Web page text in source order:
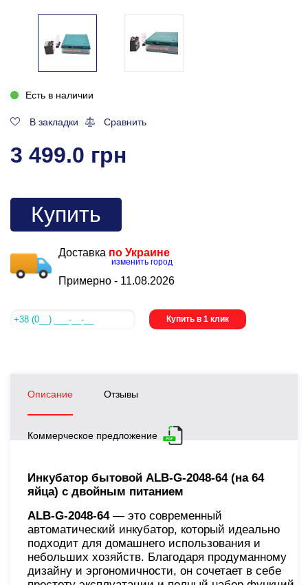
Есть в наличии
В закладки Сравнить
3 499.0 грн
Купить
Доставка по Украине
изменить город
Примерно - 11.08.2026
Купить в 1 клик
Описание Отзывы
Коммерческое предложение
Инкубатор бытовой ALB-G-2048-64 (на 64
яйца) с двойным питанием
ALB-G-2048-64— это современный
автоматический инкубатор, который идеально
подходит для домашнего использования и
небольших хозяйств. Благодаря продуманному
дизайну и эргономичности, он сочетает в себе